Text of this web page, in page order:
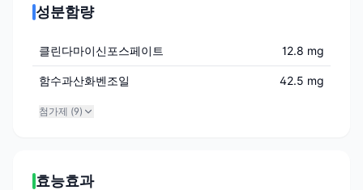
성분함량
클린다마이신포스페이트 12.8 mg
함수과산화벤조일 42.5 mg
첨가제 (9)
효능효과